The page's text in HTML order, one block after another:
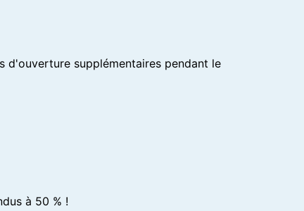
d'ouverture supplémentaires pendant le
à 50 % !